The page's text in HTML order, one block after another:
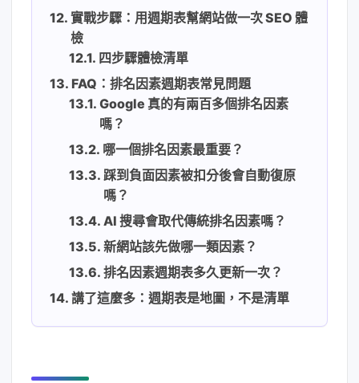
實戰步驟：用週期表幫網站做一次 SEO 體
檢
四步驟體檢清單
FAQ：排名因素週期表常見問題
Google 真的有兩百多個排名因素
嗎？
哪一個排名因素最重要？
踩到負面因素被扣分後會自動復原
嗎？
AI 搜尋會取代傳統排名因素嗎？
新網站該先做哪一類因素？
排名因素週期表多久更新一次？
講了這麼多：週期表是地圖，不是清單